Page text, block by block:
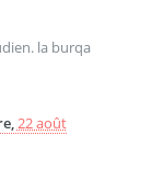
la burqa
22 août